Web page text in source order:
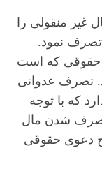
غیر منقولی را
تصرف نمود.
حقوقی که است
تصرف عدوانی
که با توجه
شدن مال
دعوی حقوقی